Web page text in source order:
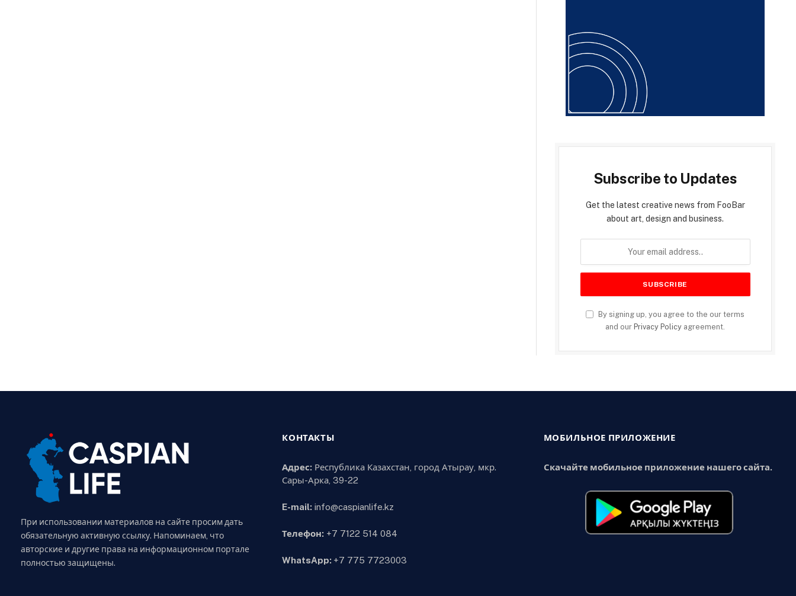
Subscribe to Updates
Get the latest creative news from FooBar
about art, design and business.
By signing up, you agree to the our terms
and our Privacy Policy agreement.
При использовании материалов на сайте просим дать
обязательную активную ссылку. Напоминаем, что
авторские и другие права на информационном портале
полностью защищены.
КОНТАКТЫ
Адрес: Республика Казахстан, город Атырау, мкр.
Сары-Арка, 39-22
E-mail: info@caspianlife.kz
Телефон: +7 7122 514 084
WhatsApp: +7 775 7723003
МОБИЛЬНОЕ ПРИЛОЖЕНИЕ
Скачайте мобильное приложение нашего сайта.